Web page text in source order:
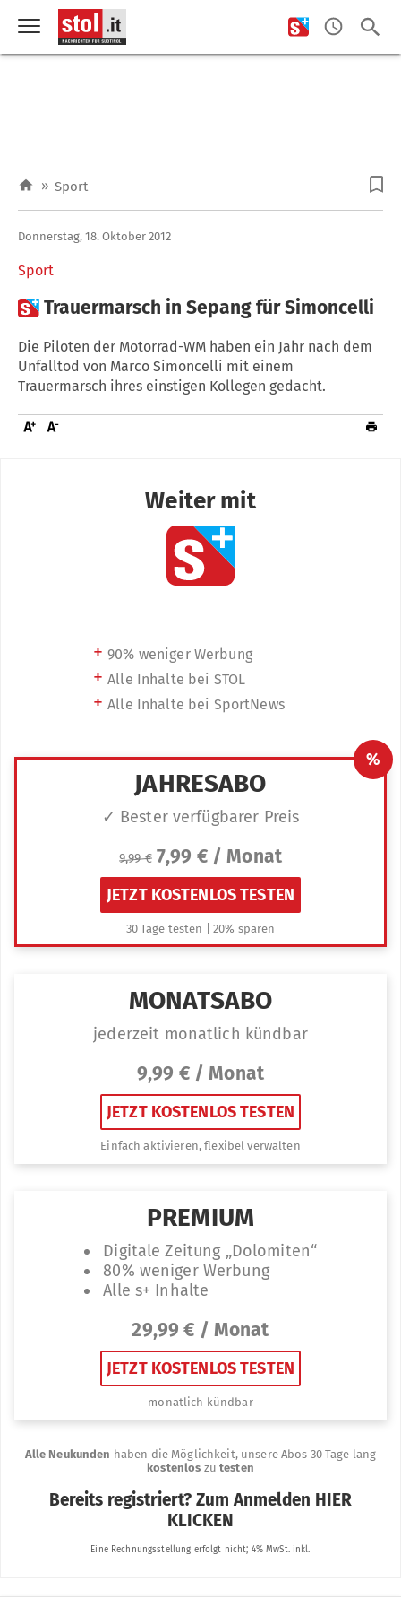
» Sport
Sport
Donnerstag, 18. Oktober 2012
Trauermarsch in Sepang für Simoncelli
Die Piloten der Motorrad-WM haben ein Jahr nach dem
Unfalltod von Marco Simoncelli mit einem
Trauermarsch ihres einstigen Kollegen gedacht.